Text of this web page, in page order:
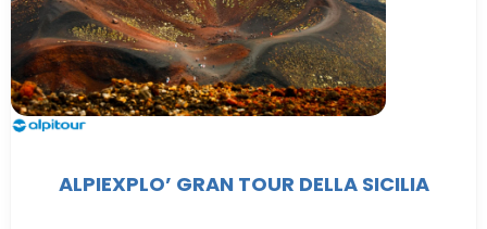
ALPIEXPLO’ GRAN TOUR DELLA SICILIA